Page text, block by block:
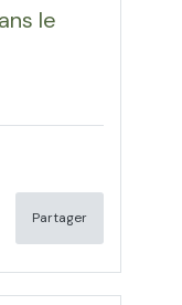
le
Partager